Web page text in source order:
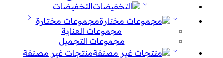
التخفيضات
مجموعات مختارة
مجموعات العناية
مجموعات التجميل
منتجات غير مصنفة